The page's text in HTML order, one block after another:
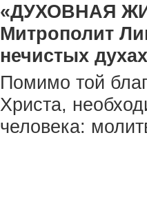
«ДУХОВНАЯ
Митрополит
нечистых
Помимо той
Христа,
человека: